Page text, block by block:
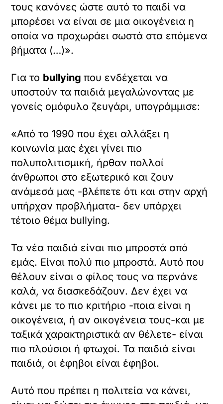
τους κανόνες ώστε αυτό το παιδί να
μπορέσει να είναι σε μια οικογένεια η
οποία να προχωράει σωστά στα επόμενα
βήματα (…)».
Για το bullyingπου ενδέχεται να
υποστούν τα παιδιά μεγαλώνοντας με
γονείς ομόφυλο ζευγάρι, υπογράμμισε:
«Από το 1990 που έχει αλλάξει η
κοινωνία μας έχει γίνει πιο
πολυπολιτισμική, ήρθαν πολλοί
άνθρωποι στο εξωτερικό και ζουν
ανάμεσά μας -βλέπετε ότι και στην αρχή
υπήρχαν προβλήματα- δεν υπάρχει
τέτοιο θέμα bullying.
Τα νέα παιδιά είναι πιο μπροστά από
εμάς. Είναι πολύ πιο μπροστά. Αυτό που
θέλουν είναι ο φίλος τους να περνάνε
καλά, να διασκεδάζουν. Δεν έχει να
κάνει με το πιο κριτήριο -ποια είναι η
οικογένεια, ή αν οικογένεια τους-και με
ταξικά χαρακτηριστικά αν θέλετε- είναι
πιο πλούσιοι ή φτωχοί. Τα παιδιά είναι
παιδιά, οι έφηβοι είναι έφηβοι.
Αυτό που πρέπει η πολιτεία να κάνει,